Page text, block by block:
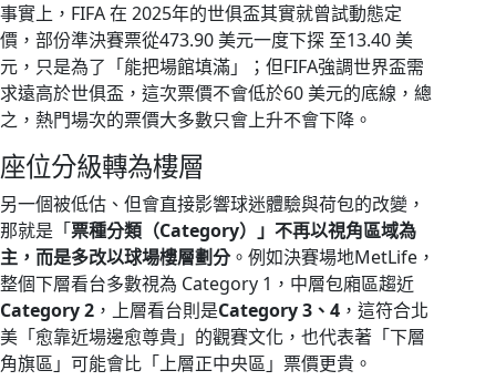
事實上，FIFA 在 2025年的世俱盃其實就曾試動態定
價，部份準決賽票從473.90 美元一度下探 至13.40 美
元，只是為了「能把場館填滿」；但FIFA強調世界盃需
求遠高於世俱盃，這次票價不會低於60 美元的底線，總
之，熱門場次的票價大多數只會上升不會下降。
座位分級轉為樓層
另一個被低估、但會直接影響球迷體驗與荷包的改變，
那就是「票種分類（Category）」不再以視角區域為
主，而是多改以球場樓層劃分。例如決賽場地MetLife，
整個下層看台多數視為 Category 1，中層包廂區趨近
Category 2 ，上層看台則是Category 3、4 ，這符合北
美「愈靠近場邊愈尊貴」的觀賽文化，也代表著「下層
角旗區」可能會比「上層正中央區」票價更貴。